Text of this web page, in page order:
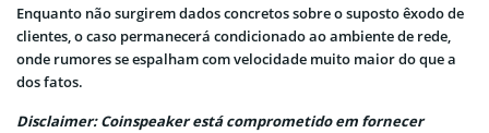
Enquanto não surgirem dados concretos sobre o suposto êxodo de
clientes, o caso permanecerá condicionado ao ambiente de rede,
onde rumores se espalham com velocidade muito maior do que a
dos fatos.
Disclaimer: Coinspeaker está comprometido em fornecer